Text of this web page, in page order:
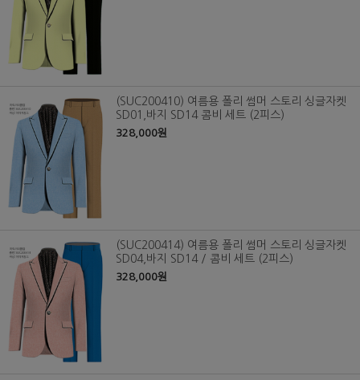
(SUC200410) 여름용 폴리 썸머 스토리 싱글자켓
SD01,바지 SD14 콤비 세트 (2피스)
328,000원
(SUC200414) 여름용 폴리 썸머 스토리 싱글자켓
SD04,바지 SD14 / 콤비 세트 (2피스)
328,000원